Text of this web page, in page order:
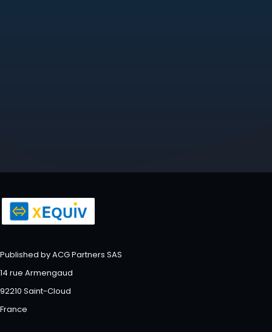
Published by ACG Partners SAS
14 rue Armengaud
92210 Saint-Cloud
France